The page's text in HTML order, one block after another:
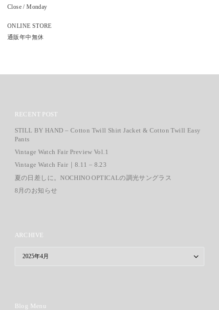
Close / Monday
ONLINE STORE
通販年中無休
RECENT POST
STILL BY HAND – Cotton Twill Shirt Jacket & Cotton Twill Easy
Pants
Vintage Watch Fair Preview Vol.1
Vintage Watch Fair｜8.11 – 8.23
夏の日差しに。NOCHINO OPTICALの調光サングラス
8月のお知らせ
ARCHIVE
Blog Menu